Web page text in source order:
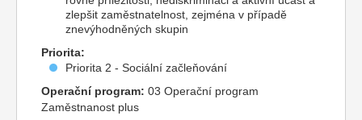
zlepšit zaměstnatelnost, zejména v případě
znevýhodněných skupin
Priorita:
Priorita 2 - Sociální začleňování
Operační program: 03 Operační program
Zaměstnanost plus